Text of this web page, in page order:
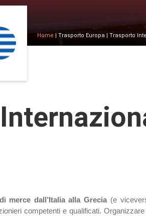
Home Trasporto Europa | Trasporto
merce dall’Italia alla Grecia (e
competenti e qualificati.